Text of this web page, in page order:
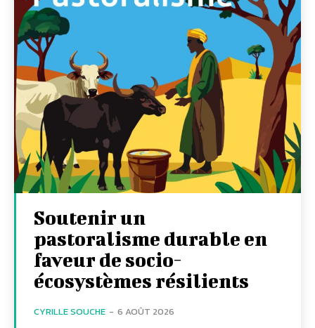
Soutenir un
pastoralisme durable en
faveur de socio-
écosystèmes résilients
CYRILLE SOUCHE - 6 AOÛT 2026